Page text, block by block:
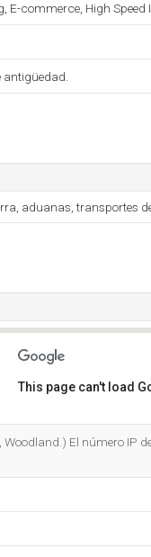
E-commerce, High Speed
antigüedad.
aduanas, transportes
This page can't load
El número IP